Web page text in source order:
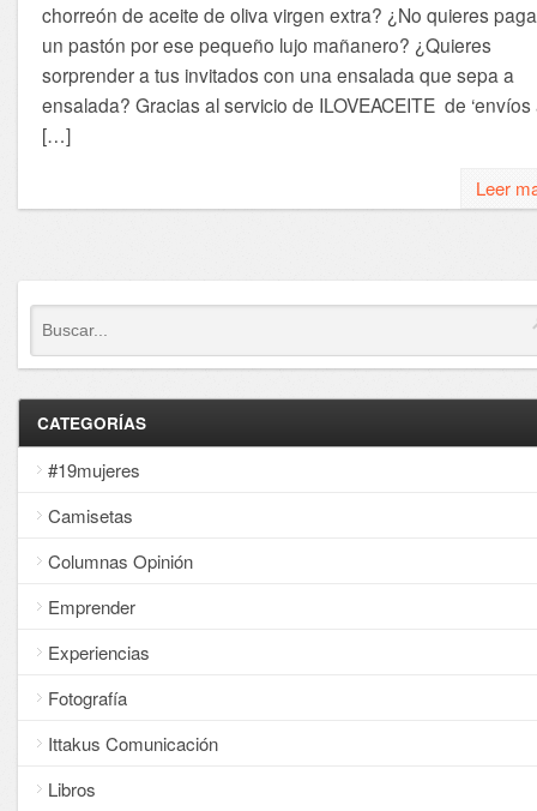
chorreón de aceite de oliva virgen extra? ¿No quieres
un pastón por ese pequeño lujo mañanero? ¿Quieres
sorprender a tus invitados con una ensalada que sepa a
ensalada? Gracias al servicio de ILOVEACEITE de ‘envíos
[…]
Leer
CATEGORÍAS
#19mujeres
Camisetas
Columnas Opinión
Emprender
Experiencias
Fotografía
Ittakus Comunicación
Libros